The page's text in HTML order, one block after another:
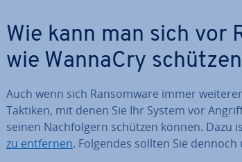
Wie kann man sich vor
wie WannaCry
Auch wenn sich Ran­som­wa­re immer
Taktiken, mit denen Sie Ihr System vor
seinen Nach­fol­gern schützen können. Dazu
zu entfernen. Folgendes sollten Sie